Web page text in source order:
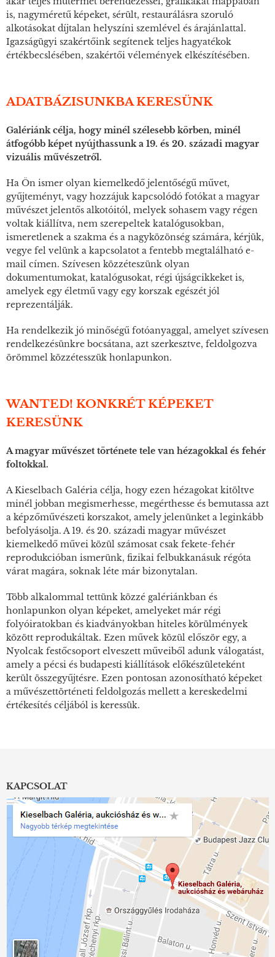
is, nagyméretű képeket, sérült, restaurálásra szoruló
alkotásokat díjtalan helyszíni szemlével és árajánlattal.
Igazságügyi szakértőink segítenek teljes hagyatékok
értékbecslésében, szakértői vélemények elkészítésében.
ADATBÁZISUNKBA KERESÜNK
Galériánk célja, hogy minél szélesebb körben, minél
átfogóbb képet nyújthassunk a 19. és 20. századi magyar
vizuális művészetről.
Ha Ön ismer olyan kiemelkedő jelentőségű művet,
gyűjteményt, vagy hozzájuk kapcsolódó fotókat a magyar
művészet jelentős alkotóitól, melyek sohasem vagy régen
voltak kiállítva, nem szerepeltek katalógusokban,
ismeretlenek a szakma és a nagyközönség számára, kérjük,
vegye fel velünk a kapcsolatot a fentebb megtalálható e-
mail címen. Szívesen közzéteszünk olyan
dokumentumokat, katalógusokat, régi újságcikkeket is,
amelyek egy életmű vagy egy korszak egészét jól
reprezentálják.
Ha rendelkezik jó minőségű fotóanyaggal, amelyet szívesen
rendelkezésünkre bocsátana, azt szerkesztve, feldolgozva
örömmel közzétesszük honlapunkon.
WANTED! KONKRÉT KÉPEKET
KERESÜNK
A magyar művészet története tele van hézagokkal és fehér
foltokkal.
A Kieselbach Galéria célja, hogy ezen hézagokat kitöltve
minél jobban megismerhesse, megérthesse és bemutassa azt
a képzőművészeti korszakot, amely jelenünket a leginkább
befolyásolja. A 19. és 20. századi magyar művészet
kiemelkedő művei közül számosat csak fekete-fehér
reprodukcióban ismerünk, fizikai felbukkanásuk régóta
várat magára, soknak léte már bizonytalan.
Több alkalommal tettünk közzé galériánkban és
honlapunkon olyan képeket, amelyeket már régi
folyóiratokban és kiadványokban hiteles körülmények
között reprodukáltak. Ezen művek közül először egy, a
Nyolcak festőcsoport elveszett műveiből adunk válogatást,
amely a pécsi és budapesti kiállítások előkészületeként
került összegyűjtésre. Ezen pontosan azonosítható képeket
a művészettörténeti feldolgozás mellett a kereskedelmi
értékesítés céljából is keressük.
KAPCSOLAT